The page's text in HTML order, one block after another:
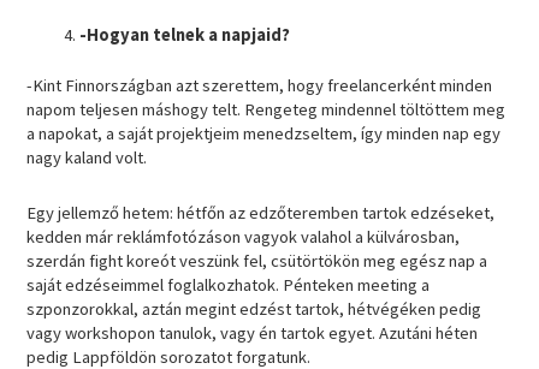
-Hogyan telnek a napjaid?
-Kint Finnországban azt szerettem, hogy freelancerként minden
napom teljesen máshogy telt. Rengeteg mindennel töltöttem meg
a napokat, a saját projektjeim menedzseltem, így minden nap egy
nagy kaland volt.
Egy jellemző hetem: hétfőn az edzőteremben tartok edzéseket,
kedden már reklámfotózáson vagyok valahol a külvárosban,
szerdán fight koreót veszünk fel, csütörtökön meg egész nap a
saját edzéseimmel foglalkozhatok. Pénteken meeting a
szponzorokkal, aztán megint edzést tartok, hétvégéken pedig
vagy workshopon tanulok, vagy én tartok egyet. Azutáni héten
pedig Lappföldön sorozatot forgatunk.